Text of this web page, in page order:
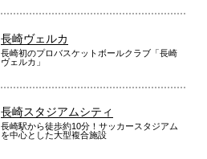
長崎ヴェルカ
長崎初のプロバスケットボールクラブ「長崎
ヴェルカ」
長崎スタジアムシティ
長崎駅から徒歩約10分！サッカースタジアム
を中心とした大型複合施設